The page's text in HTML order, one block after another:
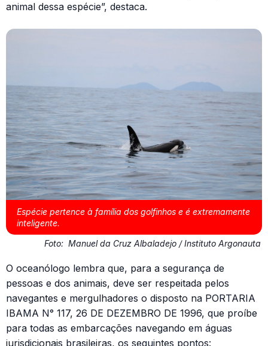
animal dessa espécie”, destaca.
Espécie pertence à família dos golfinhos e é extremamente
inteligente.
Foto: Manuel da Cruz Albaladejo / Instituto Argonauta
O oceanólogo lembra que, para a segurança de
pessoas e dos animais, deve ser respeitada pelos
navegantes e mergulhadores o disposto na PORTARIA
IBAMA N° 117, 26 DE DEZEMBRO DE 1996, que proíbe
para todas as embarcações navegando em águas
jurisdicionais brasileiras, os seguintes pontos: